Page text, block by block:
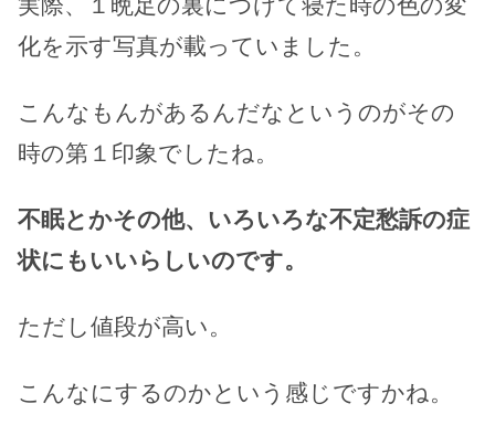
化を示す写真が載っていました。
こんなもんがあるんだなというのがその
時の第１印象でしたね。
不眠とかその他、いろいろな不定愁訴の症
状にもいいらしいのです。
ただし値段が高い。
こんなにするのかという感じですかね。